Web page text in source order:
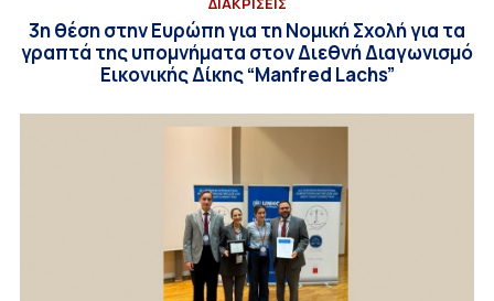
3η θέση στην Ευρώπη για τη Νομική Σχολή για τα
γραπτά της υπομνήματα στον Διεθνή Διαγωνισμό
Εικονικής Δίκης “Manfred Lachs”